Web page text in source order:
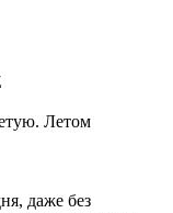
Летом
даже без